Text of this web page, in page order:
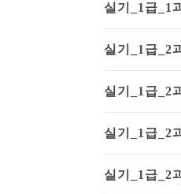
실기_1급_1
실기_1급_2
실기_1급_2
실기_1급_2
실기_1급_2